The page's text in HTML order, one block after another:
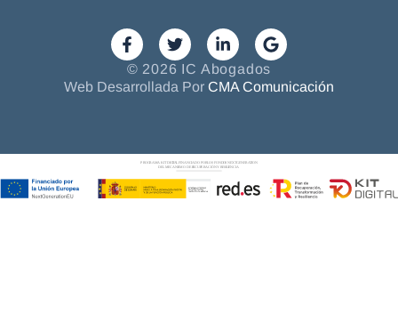
© 2026 IC Abogados
Web Desarrollada Por CMA Comunicación